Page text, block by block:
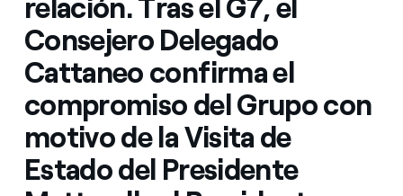
relación. Tras el G7, el
Consejero Delegado
Cattaneo confirma el
compromiso del Grupo con
motivo de la Visita de
Estado del Presidente